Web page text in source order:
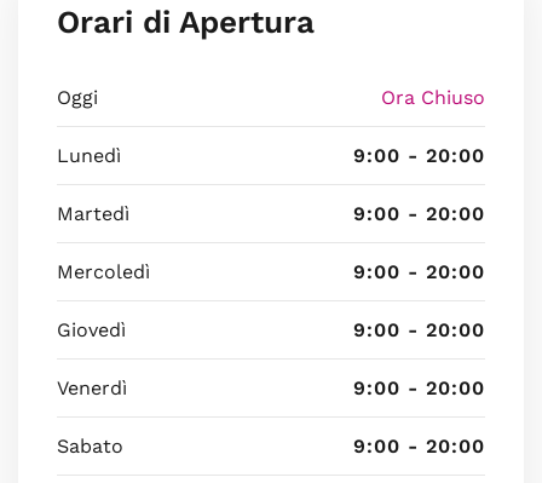
Orari di Apertura
Oggi Ora Chiuso
Lunedì 9:00 - 20:00
Martedì 9:00 - 20:00
Mercoledì 9:00 - 20:00
Giovedì 9:00 - 20:00
Venerdì 9:00 - 20:00
Sabato 9:00 - 20:00